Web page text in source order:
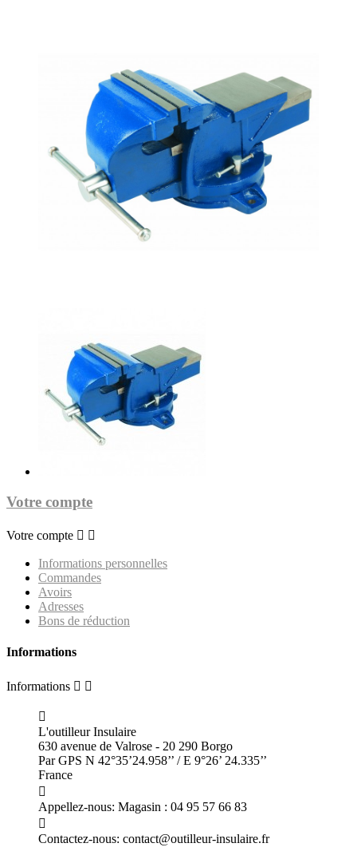
Votre compte
Votre compte  
Informations personnelles
Commandes
Avoirs
Adresses
Bons de réduction
Informations
Informations  

L'outilleur Insulaire
630 avenue de Valrose - 20 290 Borgo
Par GPS N 42°35’24.958’’ / E 9°26’ 24.335’’
France

Appellez-nous: Magasin : 04 95 57 66 83

Contactez-nous: contact@outilleur-insulaire.fr